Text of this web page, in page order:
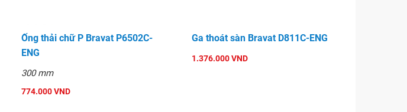
Ống thải chữ P Bravat P6502C-
ENG
300 mm
774.000 VND
Ga thoát sàn Bravat D811C-ENG
1.376.000 VND